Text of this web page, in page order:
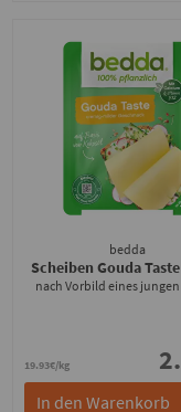
bedda
Scheiben Gouda
nach Vorbild eines
19.93€/kg
In den Warenkorb